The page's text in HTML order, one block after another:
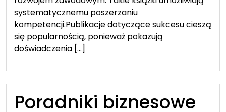
systematycznemu poszerzaniu
kompetencji.Publikacje dotyczące sukcesu cieszą
się popularnością, ponieważ pokazują
doświadczenia […]
Poradniki biznesowe